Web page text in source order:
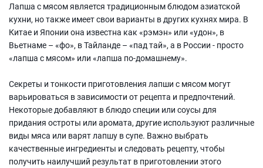
Лапша с мясом является традиционным блюдом азиатской
кухни, но также имеет свои варианты в других кухнях мира. В
Китае и Японии она известна как «рэмэн» или «удон», в
Вьетнаме – «фо», в Тайланде – «пад тай», а в России - просто
«лапша с мясом» или «лапша по-домашнему».
Секреты и тонкости приготовления лапши с мясом могут
варьироваться в зависимости от рецепта и предпочтений.
Некоторые добавляют в блюдо специи или соусы для
придания остроты или аромата, другие используют различные
виды мяса или варят лапшу в супе. Важно выбрать
качественные ингредиенты и следовать рецепту, чтобы
получить наилучший результат в приготовлении этого